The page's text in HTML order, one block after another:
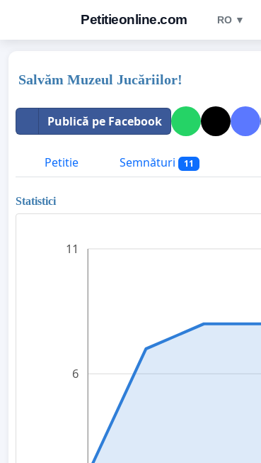
Petitieonline.com RO ▼
Salvăm Muzeul Jucăriilor!
Publică pe Facebook
Petitie Semnături 11
Statistici
6
11